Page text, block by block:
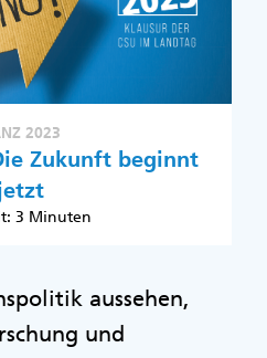
2023
Zukunft beginnt
3 Minuten
aussehen,
und